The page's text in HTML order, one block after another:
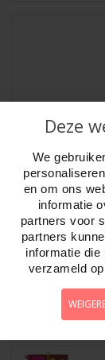
Rollerbal
Artikelnr:490067
Rollerbal
kleuren LEDS
Deze
We
en om ons
informatie
partners voor
partners
informatie die
verzameld